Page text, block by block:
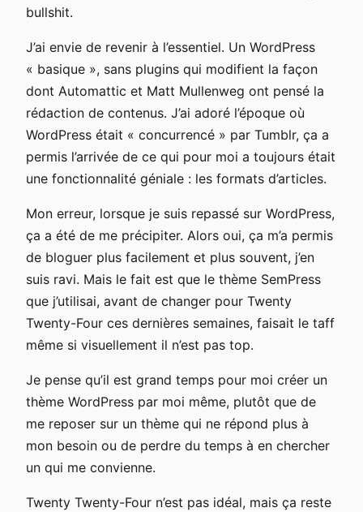
bullshit.
J’ai envie de revenir à l’essentiel. Un WordPress
« basique », sans plugins qui modifient la façon
dont Automattic et Matt Mullenweg ont pensé la
rédaction de contenus. J’ai adoré l’époque où
WordPress était « concurrencé » par Tumblr, ça a
permis l’arrivée de ce qui pour moi a toujours était
une fonctionnalité géniale : les formats d’articles.
Mon erreur, lorsque je suis repassé sur WordPress,
ça a été de me précipiter. Alors oui, ça m’a permis
de bloguer plus facilement et plus souvent, j’en
suis ravi. Mais le fait est que le thème SemPress
que j’utilisai, avant de changer pour Twenty
Twenty-Four ces dernières semaines, faisait le taff
même si visuellement il n’est pas top.
Je pense qu’il est grand temps pour moi créer un
thème WordPress par moi même, plutôt que de
me reposer sur un thème qui ne répond plus à
mon besoin ou de perdre du temps à en chercher
un qui me convienne.
Twenty Twenty-Four n’est pas idéal, mais ça reste